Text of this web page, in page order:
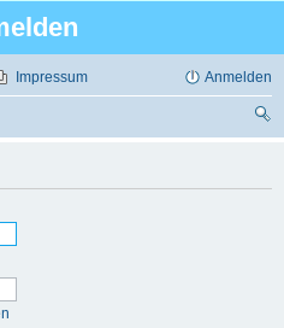
Impressum Anmelden